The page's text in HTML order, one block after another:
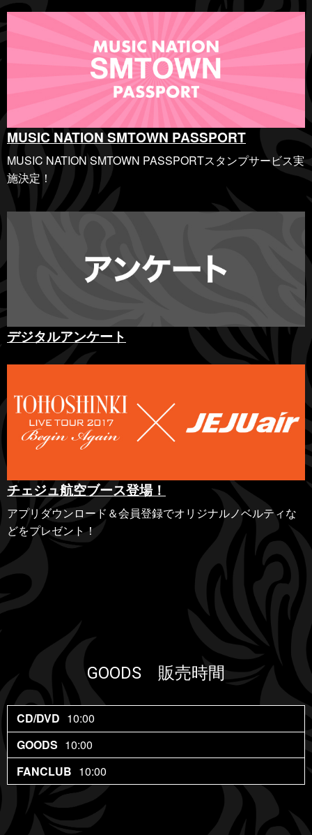
MUSIC NATION SMTOWN PASSPORT
MUSIC NATION SMTOWN PASSPORTスタンプサービス実
施決定！
デジタルアンケート
チェジュ航空ブース登場！
アプリダウンロード＆会員登録でオリジナルノベルティな
どをプレゼント！
GOODS 販売時間
10:00
10:00
10:00